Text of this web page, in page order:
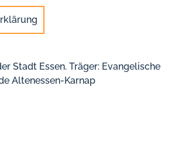
Stadt Essen. Träger: Evangelische
Altenessen-Karnap